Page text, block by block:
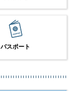
パスポート